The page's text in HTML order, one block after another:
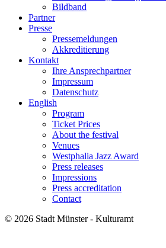
Bildband
Partner
Presse
Pressemeldungen
Akkreditierung
Kontakt
Ihre Ansprechpartner
Impressum
Datenschutz
English
Program
Ticket Prices
About the festival
Venues
Westphalia Jazz Award
Press releases
Impressions
Press accreditation
Contact
© 2026 Stadt Münster - Kulturamt